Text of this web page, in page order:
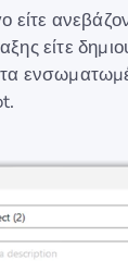
είτε
είτε